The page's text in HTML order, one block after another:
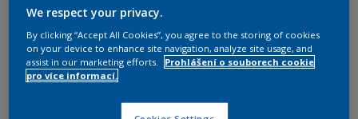
Najít výrobek v tomto odstínu
We respect your privacy.
By clicking “Accept All Cookies”, you agree to the storing of cookies
on your device to enhance site navigation, analyze site usage, and
assist in our marketing efforts.
Prohlášení o souborech cookie
pro více informací.